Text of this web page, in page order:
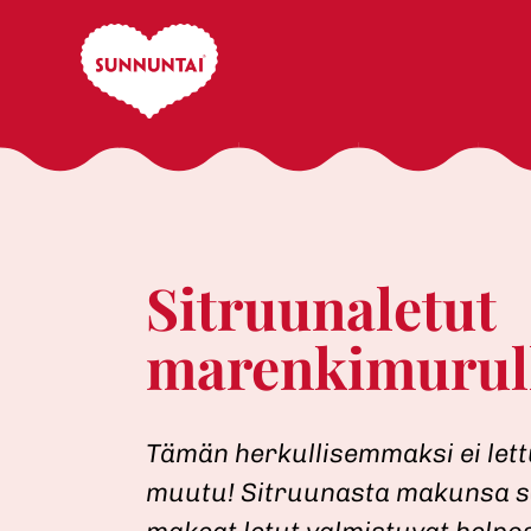
Sitruunaletut
Tämän herkullisemmaksi ei
muutu! Sitruunasta makunsa